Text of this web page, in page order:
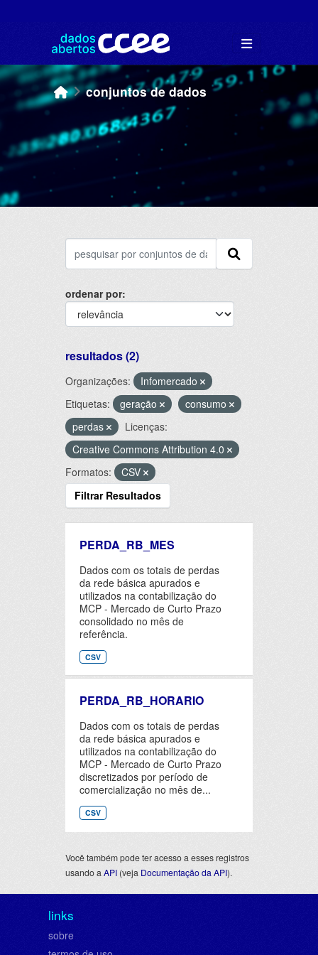
conjuntos de dados
ordenar por
resultados (2)
Organizações:
Infomercado
Etiquetas:
geração
consumo
perdas
Licenças:
Creative Commons Attribution 4.0
Formatos:
CSV
Filtrar Resultados
PERDA_RB_MES
Dados com os totais de perdas
da rede básica apurados e
utilizados na contabilização do
MCP - Mercado de Curto Prazo
consolidado no mês de
referência.
CSV
PERDA_RB_HORARIO
Dados com os totais de perdas
da rede básica apurados e
utilizados na contabilização do
MCP - Mercado de Curto Prazo
discretizados por período de
comercialização no mês de...
CSV
Você também pode ter acesso a esses registros
usando a API (veja Documentação da API).
links
sobre